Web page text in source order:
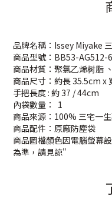
品牌名稱：Issey Miyake
商品型號：BB53-AG512-
商品材質：聚氯乙烯树脂
商品尺寸：約長 35.5cm x
手把長度 : 約 37 / 44cm
內袋數量： 1
商品來源：100% 三宅一
商品配件：原廠防塵袋
商品圖檔顏色因電腦螢幕
為準，請見諒"